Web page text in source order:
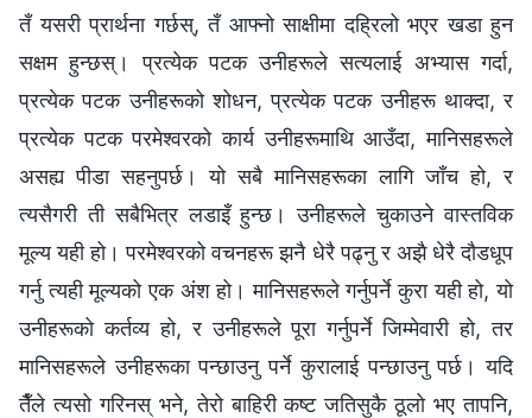
तँ यसरी प्रार्थना गर्छस्, तँ आफ्नो साक्षीमा दह्रिलो भएर खडा हुन
सक्षम हुन्छस्। प्रत्येक पटक उनीहरूले सत्यलाई अभ्यास गर्दा,
प्रत्येक पटक उनीहरूको शोधन, प्रत्येक पटक उनीहरू थाक्दा, र
प्रत्येक पटक परमेश्‍वरको कार्य उनीहरूमाथि आउँदा, मानिसहरूले
असह्य पीडा सहनुपर्छ। यो सबै मानिसहरूका लागि जाँच हो, र
त्यसैगरी ती सबैभित्र लडाइँ हुन्छ। उनीहरूले चुकाउने वास्तविक
मूल्य यही हो। परमेश्‍वरको वचनहरू झनै धेरै पढ्नु र अझै धेरै दौडधूप
गर्नु त्यही मूल्यको एक अंश हो। मानिसहरूले गर्नुपर्ने कुरा यही हो, यो
उनीहरूको कर्तव्य हो, र उनीहरूले पूरा गर्नुपर्ने जिम्मेवारी हो, तर
मानिसहरूले उनीहरूका पन्छाउनु पर्ने कुरालाई पन्छाउनु पर्छ। यदि
तैँले त्यसो गरिनस् भने, तेरो बाहिरी कष्ट जतिसुकै ठूलो भए तापनि,